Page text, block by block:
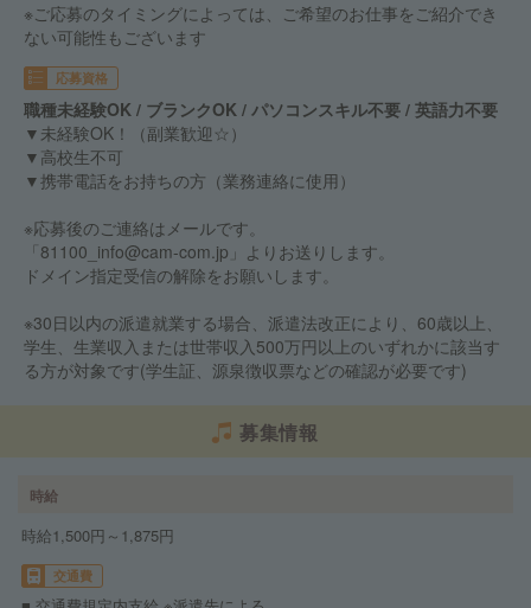
※ご応募のタイミングによっては、ご希望のお仕事をご紹介でき
ない可能性もございます
応募資格
職種未経験OK / ブランクOK / パソコンスキル不要 / 英語力不要
▼未経験OK！（副業歓迎☆）
▼高校生不可
▼携帯電話をお持ちの方（業務連絡に使用）
※応募後のご連絡はメールです。
「81100_info@cam-com.jp」よりお送りします。
ドメイン指定受信の解除をお願いします。
※30日以内の派遣就業する場合、派遣法改正により、60歳以上、
学生、生業収入または世帯収入500万円以上のいずれかに該当す
る方が対象です(学生証、源泉徴収票などの確認が必要です)
募集情報
時給
時給1,500円～1,875円
交通費